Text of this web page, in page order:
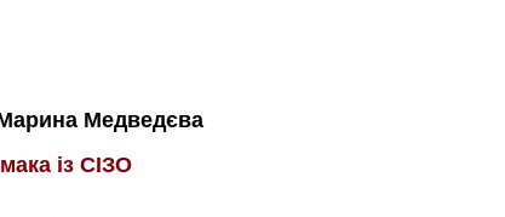
Медведєва
із СІЗО